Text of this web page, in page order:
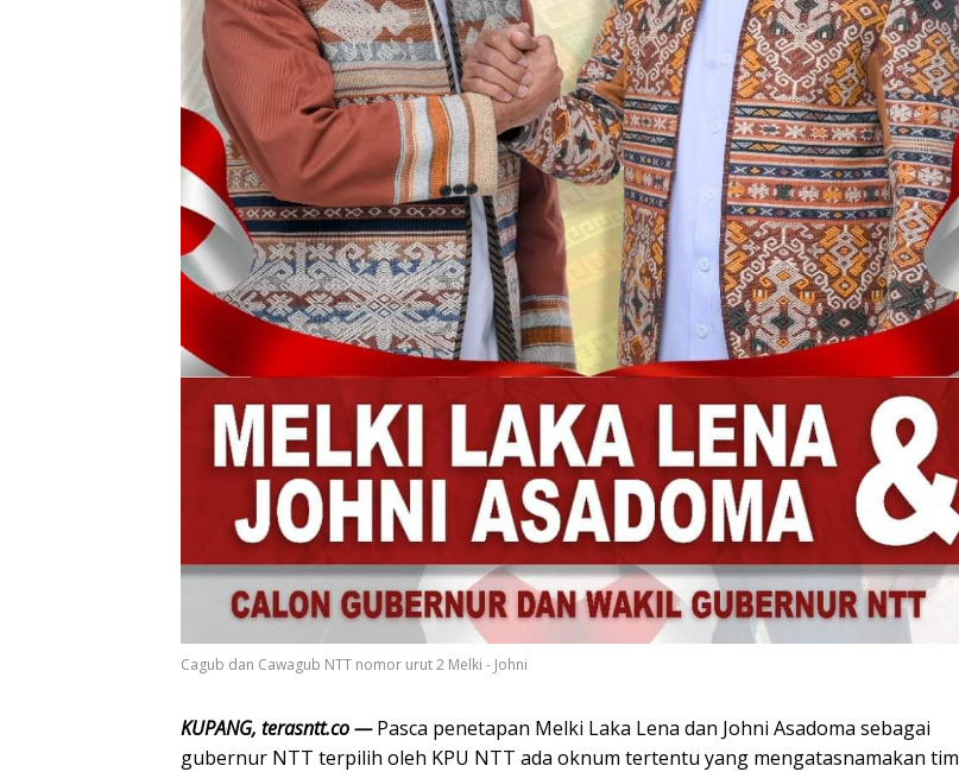
Cagub dan Cawagub NTT nomor urut 2 Melki - Johni
KUPANG, terasntt.co —Pasca penetapan Melki Laka Lena dan Johni Asadoma sebagai
gubernur NTT terpilih oleh KPU NTT ada oknum tertentu yang mengatasnamakan tim